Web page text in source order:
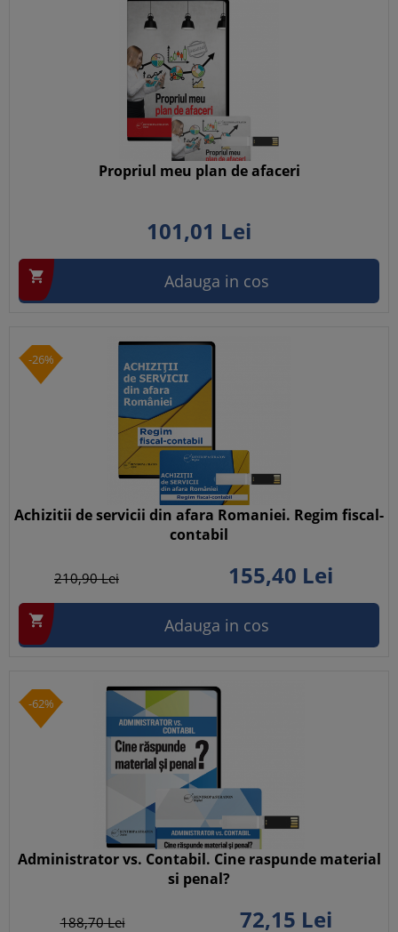
Propriul meu plan de afaceri
101,01 Lei
 Adauga in cos
-26%
Achizitii de servicii din afara Romaniei. Regim fiscal-
contabil
210,90Lei 155,40 Lei
 Adauga in cos
-62%
Administrator vs. Contabil. Cine raspunde material
si penal?
188,70Lei 72,15 Lei